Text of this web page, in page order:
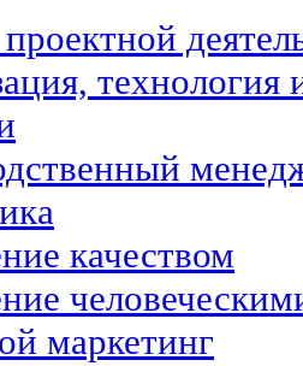
технология
качеством
маркетинг